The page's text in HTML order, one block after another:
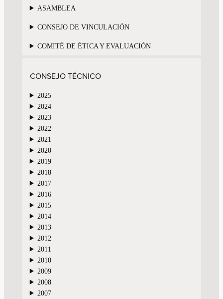
ASAMBLEA
CONSEJO DE VINCULACIÓN
COMITÉ DE ÉTICA Y EVALUACIÓN
CONSEJO TÉCNICO
2025
2024
2023
2022
2021
2020
2019
2018
2017
2016
2015
2014
2013
2012
2011
2010
2009
2008
2007